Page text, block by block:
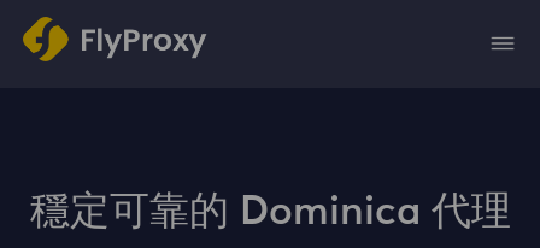
穩定可靠的 Dominica 代理